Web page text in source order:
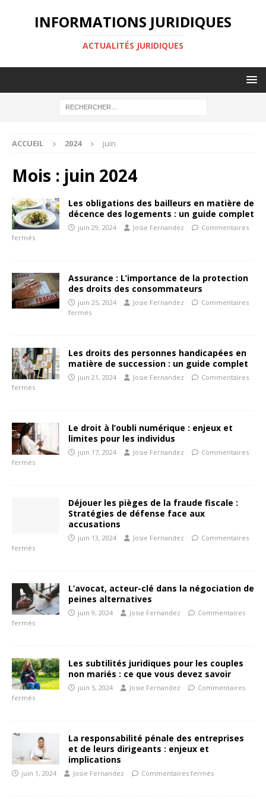
INFORMATIONS JURIDIQUES
ACTUALITÉS JURIDIQUES
ACCUEIL 2024 juin
Mois : juin 2024
Les obligations des bailleurs en matière de
décence des logements : un guide complet
juin 29, 2024 Josie Fernandez
Commentaires
fermés
Assurance : L’importance de la protection
des droits des consommateurs
juin 25, 2024 Josie Fernandez
Commentaires
fermés
Les droits des personnes handicapées en
matière de succession : un guide complet
juin 21, 2024 Josie Fernandez
Commentaires
fermés
Le droit à l’oubli numérique : enjeux et
limites pour les individus
juin 17, 2024 Josie Fernandez
Commentaires
fermés
Déjouer les pièges de la fraude fiscale :
Stratégies de défense face aux
accusations
juin 13, 2024 Josie Fernandez
Commentaires
fermés
L’avocat, acteur-clé dans la négociation de
peines alternatives
juin 9, 2024 Josie Fernandez
Commentaires
fermés
Les subtilités juridiques pour les couples
non mariés : ce que vous devez savoir
juin 5, 2024 Josie Fernandez
Commentaires
fermés
La responsabilité pénale des entreprises
et de leurs dirigeants : enjeux et
implications
juin 1, 2024 Josie Fernandez Commentaires fermés